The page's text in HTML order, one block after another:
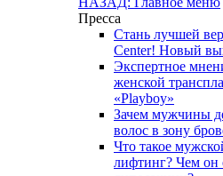
Пресса
Стань лучшей
Center! Новый
Экспертное
женской
«Playboy»
Зачем мужчины
волос в зону
Что такое
лифтинг? Чем он